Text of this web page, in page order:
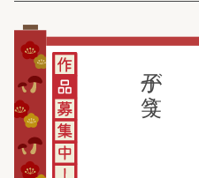
子が笑う